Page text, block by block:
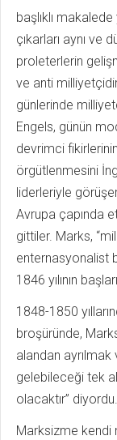
başlıklı
çıkarları aynı ve
proleterlerin
ve anti
günlerinde
Engels, günün
devrimci
örgütlenmesini
liderleriyle
Avrupa çapında
gittiler. Marks,
enternasyonalist
1846 yılının
1848-1850
broşüründe,
alandan ayrılmak
gelebileceği tek
olacaktır” diyordu.
Marksizme kendi